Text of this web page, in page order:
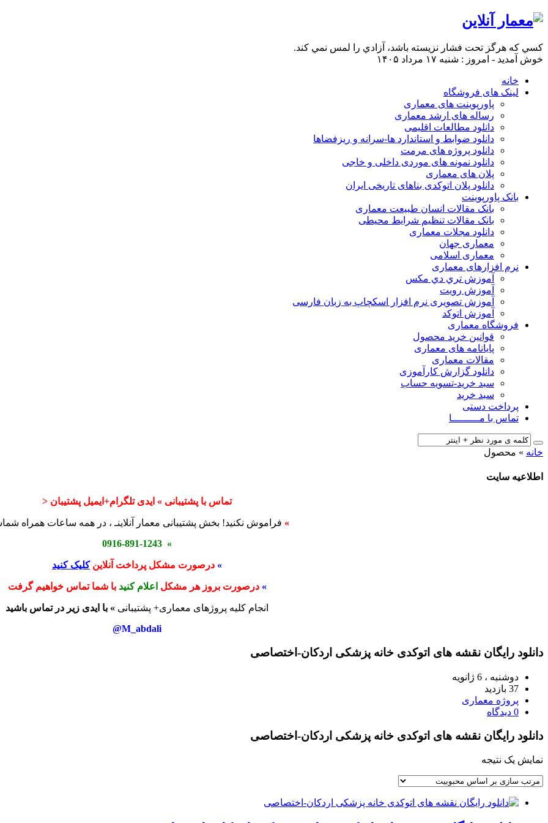
كسي كه هرگز تحت فشار نزيسته باشد، آزادي را لمس نمي كند.
خوش آمدید - امروز : شنبه ۱۷ مرداد ۱۴۰۵
خانه
لینک های فروشگاه
پاورپوینت های معماری
رساله های ارشد معماری
دانلود مطالعات اقلیمی
دانلود ضوابط و استاندارد ها-سرانه و ریزفضاها
دانلود پروژه های مرمت
دانلود نمونه های موردی داخلی و خاجی
پلان های معماری
دانلود پلان اتوکدی بناهای تاریخی ایران
بانک پاورپوینت
بانک مقالات انسان طبیعت معماری
بانک مقالات تنظیم شرایط محیطی
دانلود مجلات معماری
معماری جهان
معماری اسلامی
نرم افزارهای معماری
آﻣﻮزش ﺗﺮي دي ﻣﮑﺲ
آموزش رویت
آموزش تصویری نرم افزار اسکچاپ به زبان فارسی
آموزش اتوکد
فروشگاه معماری
قوانین خرید محصول
پایانامه های معماری
مقالات معماری
دانلود گزارش کارآموزی
سبد خرید-تسویه حساب
سبد خرید
پرداخت دستی
تماس با مـــــــــا
خانه » محصول
اطلاعیه سایت
تماس با پشتیبانی » ایدی تلگرام+ایمیل پشتیبان <
» فراموش نکنید! بخش پشتیبانی معمار آنلاینـ ، در همه ساعات همراه
» 0916-891-1243
» درصورت مشکل پرداخت آنلاینکلیک کنید
» درصورت بروز هر مشکل اعلام کنید با شما تماس خواهیم گرفت
انجام کلیه پروژهای معماری+ پشتیبانی » با ایدی زیر در تماس باشید
M_abdali@
دانلود رایگان نقشه های اتوکدی خانه پزشکی اردکان-اختصاصی
دوشنبه ، 6 ژانویه
37 بازدید
پروژه معماری
0 دیدگاه
دانلود رایگان نقشه های اتوکدی خانه پزشکی اردکان-اختصاصی
نمایش یک نتیجه